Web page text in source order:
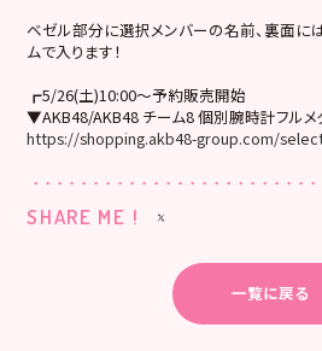
ベゼル部分に選択メンバーの名前、裏面に
ムで入ります！
┏5/26(土)10:00～予約販売開始
▼AKB48/AKB48 チーム8 個別腕時計フルメ
https://shopping.akb48-group.com/
SHARE ME !
一覧に戻る